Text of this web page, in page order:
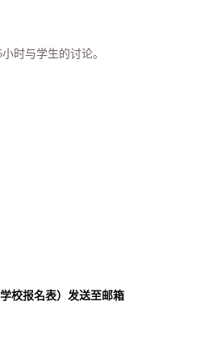
小时与学生的讨论。
校报名表）发送至邮箱